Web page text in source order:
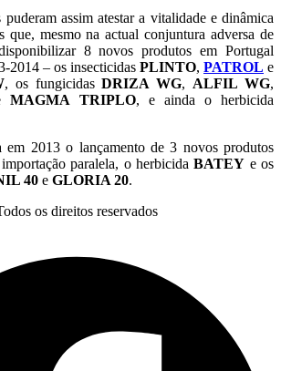
puderam assim atestar a vitalidade e dinâmica
que, mesmo na actual conjuntura adversa de
8 novos produtos em Portugal
2014 – os insecticidas PLINTO, PATROL e
, os fungicidasDRIZA WG, ALFIL WG,
MAGMA TRIPLO, e ainda o herbicida
em 2013 o lançamento de 3 novos produtos
paralela, o herbicidaBATEY e os
40 e GLORIA 20.
os direitos reservados